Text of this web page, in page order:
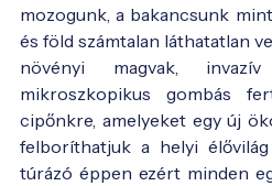
mozogunk, a bakancsunk
és föld számtalan láthatatlan
növényi magvak,
mikroszkopikus gombás
cipőnkre, amelyeket egy új
felboríthatjuk a helyi
túrázó éppen ezért minden